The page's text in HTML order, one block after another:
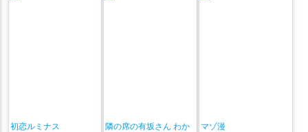
初恋ルミナス
隣の席の有坂さん わか
マゾ漫